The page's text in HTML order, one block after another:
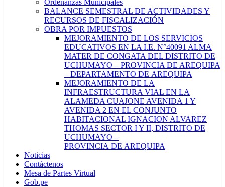
Ordenanzas Municipales
BALANCE SEMESTRAL DE ACTIVIDADES Y
RECURSOS DE FISCALIZACIÓN
OBRA POR IMPUESTOS
MEJORAMIENTO DE LOS SERVICIOS
EDUCATIVOS EN LA I.E. N°40091 ALMA
MATER DE CONGATA DEL DISTRITO DE
UCHUMAYO – PROVINCIA DE AREQUIPA
– DEPARTAMENTO DE AREQUIPA
MEJORAMIENTO DE LA
INFRAESTRUCTURA VIAL EN LA
ALAMEDA CUAJONE AVENIDA 1 Y
AVENIDA 2 EN EL CONJUNTO
HABITACIONAL IGNACION ALVAREZ
THOMAS SECTOR I Y II, DISTRITO DE
UCHUMAYO –
PROVINCIA DE AREQUIPA
Noticias
Contáctenos
Mesa de Partes Virtual
Gob.pe